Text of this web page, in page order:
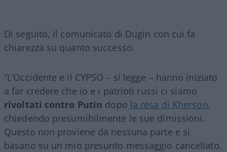
Di seguito, il comunicato di Dugin con cui fa
chiarezza su quanto successo.
“L’Occidente e il CYPSO – si legge – hanno iniziato
a far credere che io e i patrioti russi ci siamo
rivoltati contro Putin dopo la resa di Kherson,
chiedendo presumibilmente le sue dimissioni.
Questo non proviene da nessuna parte e si
basano su un mio presunto messaggio cancellato.